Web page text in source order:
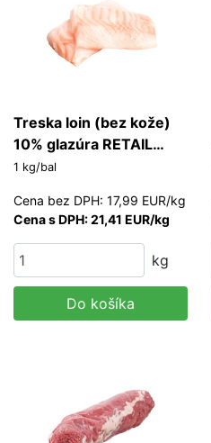
Treska loin (bez kože)
10% glazúra RETAIL
180-220 g/ks
1 kg/bal
Cena bez DPH: 17,99 EUR/kg
Cena s DPH: 21,41 EUR/kg
kg
Do košíka